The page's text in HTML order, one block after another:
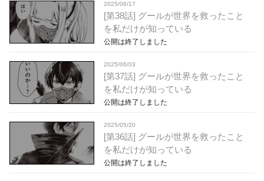
2025/06/17
[第38話] グールが世界を救ったこと
を私だけが知っている
公開は終了しました
2025/06/03
[第37話] グールが世界を救ったこと
を私だけが知っている
公開は終了しました
2025/05/20
[第36話] グールが世界を救ったこと
を私だけが知っている
公開は終了しました